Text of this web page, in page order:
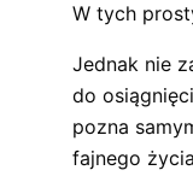
W tych
Jednak nie
do
pozna
fajnego